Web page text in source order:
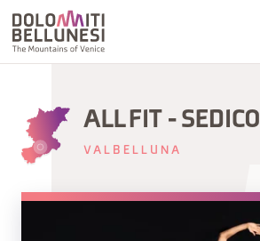
ALL FIT - SEDICO
VALBELLUNA